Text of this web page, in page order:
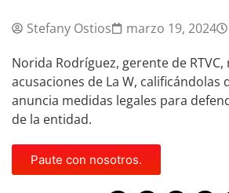
Stefany Ostios marzo 19, 2024
Norida Rodríguez, gerente de RTVC,
acusaciones de La W, calificándolas
anuncia medidas legales para
de la entidad.
Paute con nosotros.